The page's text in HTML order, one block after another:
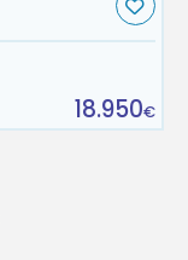
18.950€